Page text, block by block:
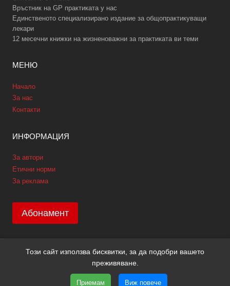
Връстник на GP практиката у нас
Единственото специализирано издание за общопрактикуващи
лекари
12 месечни книжки на жизненоважни за практиката ви теми
МЕНЮ
Начало
За нас
Контакти
ИНФОРМАЦИЯ
За автори
Етични норми
За реклама
Абонамент
Copyright © 2026 GPNews. Всички права запазени.
Уеб дизайн и SEO от Трибест
Този сайт използва бисквитки, за да подобри вашето
преживяване.
Приемам Виж повече